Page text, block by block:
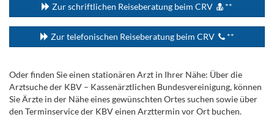
Zur schriftlichen Reiseberatung beim CRV **
Zur telefonischen Reiseberatung beim CRV **
Oder finden Sie einen stationären Arzt in Ihrer Nähe: Über die
Arztsuche der KBV – Kassenärztlichen Bundesvereinigung, können
Sie Ärzte in der Nähe eines gewünschten Ortes suchen sowie über
den Terminservice der KBV einen Arzttermin vor Ort buchen.